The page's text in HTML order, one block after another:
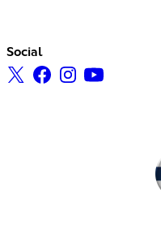
Social